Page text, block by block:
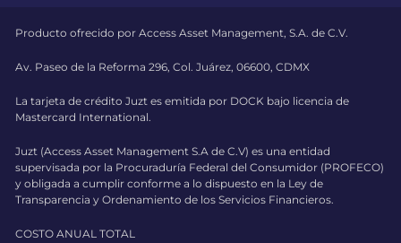
Producto ofrecido por Access Asset Management, S.A. de C.V.
Av. Paseo de la Reforma 296, Col. Juárez, 06600, CDMX
La tarjeta de crédito Juzt es emitida por DOCK bajo licencia de
Mastercard International.
Juzt (Access Asset Management S.A de C.V) es una entidad
supervisada por la Procuraduría Federal del Consumidor (PROFECO)
y obligada a cumplir conforme a lo dispuesto en la Ley de
Transparencia y Ordenamiento de los Servicios Financieros.
COSTO ANUAL TOTAL